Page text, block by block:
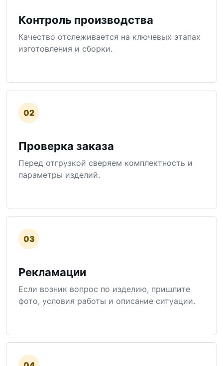
Контроль производства
Качество отслеживается на ключевых этапах
изготовления и сборки.
02
Проверка заказа
Перед отгрузкой сверяем комплектность и
параметры изделий.
03
Рекламации
Если возник вопрос по изделию, пришлите
фото, условия работы и описание ситуации.